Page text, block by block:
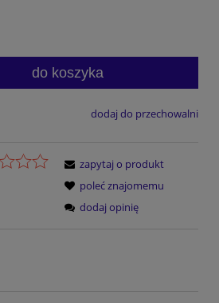
do koszyka
dodaj do przechowalni
zapytaj o produkt
poleć znajomemu
dodaj opinię